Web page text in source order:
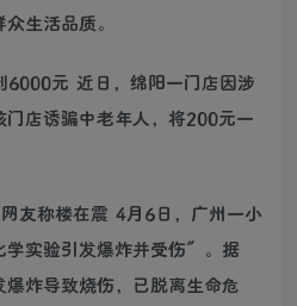
生活品质。
元 近日，绵阳一门店因涉
店诱骗中老年人，将200元一
友称楼在震 4月6日，广州一小
实验引发爆炸并受伤”。据
炸导致烧伤，已脱离生命危